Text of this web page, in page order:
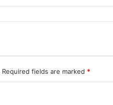
Required fields are marked *